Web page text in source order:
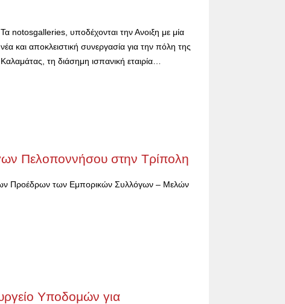
Τα notosgalleries, υποδέχονται την Ανοιξη με μία
νέα και αποκλειστική συνεργασία για την πόλη της
Καλαμάτας, τη διάσημη ισπανική εταιρία…
Πελοποννήσου στην Τρίπολη
Προέδρων των Εμπορικών Συλλόγων – Μελών
Υποδομών για